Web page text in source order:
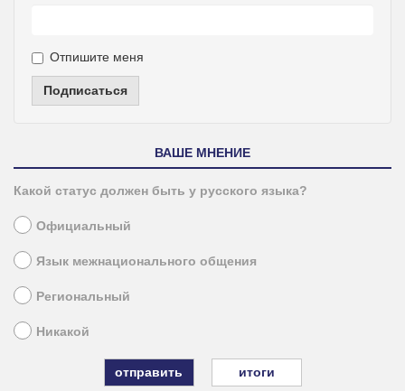
Отпишите меня
Подписаться
ВАШЕ МНЕНИЕ
Какой статус должен быть у русского языка?
Официальный
Язык межнационального общения
Региональный
Никакой
итоги